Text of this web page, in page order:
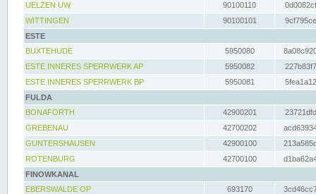
UELZEN UW
90100110
WITTINGEN
90100101
ESTE
BUXTEHUDE
5950080
ESTE INNERES SPERRWERK AP
5950082
ESTE INNERES SPERRWERK BP
5950081
FULDA
BONAFORTH
42900201
GREBENAU
42700202
GUNTERSHAUSEN
42900100
ROTENBURG
42700100
FINOWKANAL
EBERSWALDE OP
693170